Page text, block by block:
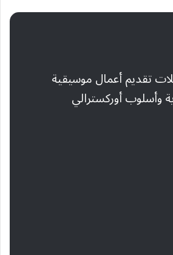
تقديم أعمال موسيقية
وأسلوب أوركسترالي